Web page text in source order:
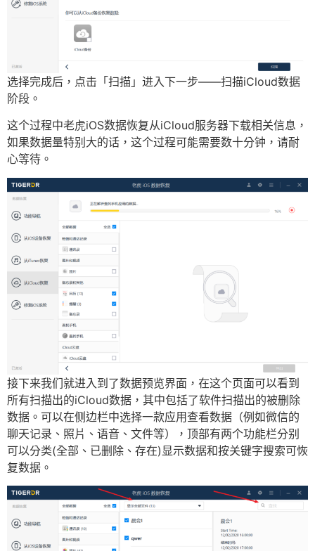
选择完成后，点击「扫描」进入下一步——扫描iCloud数据
阶段。
这个过程中老虎iOS数据恢复从iCloud服务器下载相关信息，
如果数据量特别大的话，这个过程可能需要数十分钟，请耐
心等待。
接下来我们就进入到了数据预览界面，在这个页面可以看到
所有扫描出的iCloud数据，其中包括了软件扫描出的被删除
数据。可以在侧边栏中选择一款应用查看数据（例如微信的
聊天记录、照片、语音、文件等），顶部有两个功能栏分别
可以分类(全部、已删除、存在)显示数据和按关键字搜索可恢
复数据。